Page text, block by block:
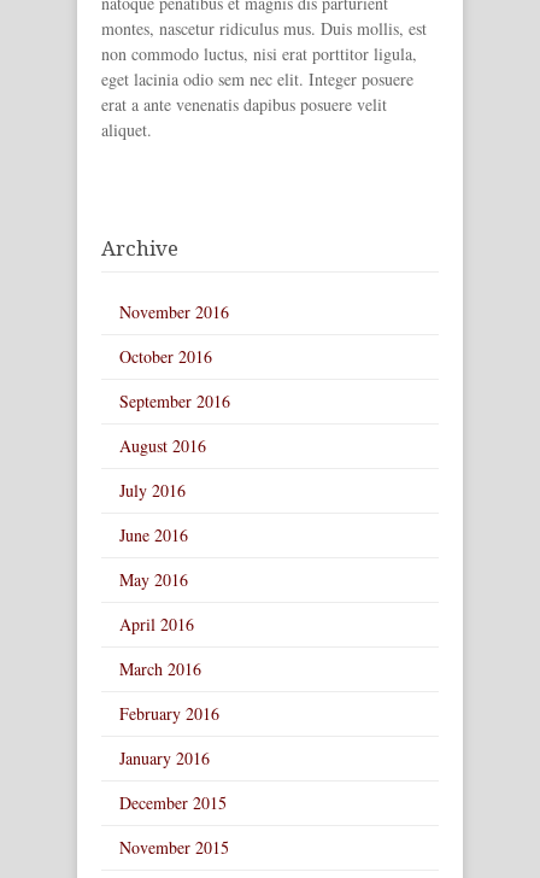
montes, nascetur ridiculus mus. Duis mollis, est
non commodo luctus, nisi erat porttitor ligula,
eget lacinia odio sem nec elit. Integer posuere
erat a ante venenatis dapibus posuere velit
aliquet.
Archive
November 2016
October 2016
September 2016
August 2016
July 2016
June 2016
May 2016
April 2016
March 2016
February 2016
January 2016
December 2015
November 2015